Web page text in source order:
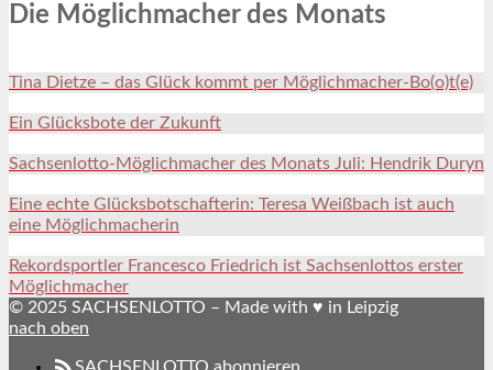
Die Möglichmacher des Monats
Tina Dietze – das Glück kommt per Möglichmacher-Bo(o)t(e)
Ein Glücksbote der Zukunft
Sachsenlotto-Möglichmacher des Monats Juli: Hendrik Duryn
Eine echte Glücksbotschafterin: Teresa Weißbach ist auch
eine Möglichmacherin
Rekordsportler Francesco Friedrich ist Sachsenlottos erster
Möglichmacher
© 2025 SACHSENLOTTO – Made with ♥ in Leipzig
nach oben